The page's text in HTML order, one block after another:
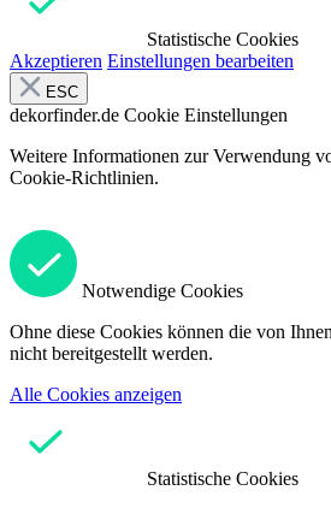
Statistische Cookies
Akzeptieren Einstellungen bearbeiten
ESC
dekorfinder.de Cookie Einstellungen
Weitere Informationen zur Verwendung
Cookie-Richtlinien.
Notwendige Cookies
Ohne diese Cookies können die von
nicht bereitgestellt werden.
Alle Cookies anzeigen
Statistische Cookies